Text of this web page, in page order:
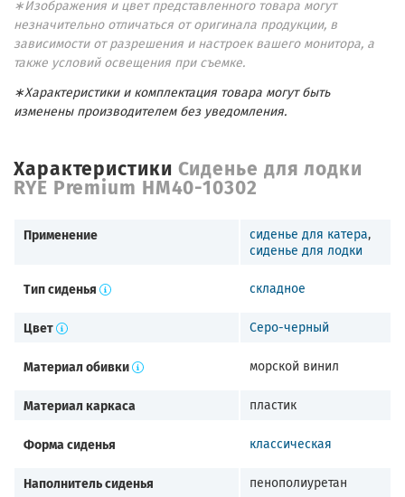
∗Изображения и цвет представленного товара могут
незначительно отличаться от оригинала продукции, в
зависимости от разрешения и настроек вашего монитора, а
также условий освещения при съемке.
∗Характеристики и комплектация товара могут быть
изменены производителем без уведомления.
Характеристики Сиденье для лодки
RYE Premium HM40-10302
Применение сиденье для катера,
сиденье для лодки
Тип сиденья складное
Цвет Серо-черный
Материал обивки морской винил
Материал каркаса пластик
Форма сиденья классическая
Наполнитель сиденья пенополиуретан